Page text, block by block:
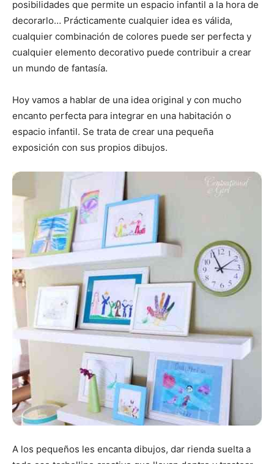
r
i
r
e
n
t
t
e
r
)
r
i
r
e
n
o
o
k
r
i
r
e
n
r
e
s
t
r
i
r
e
n
r
r
e
n
A
posibilidades que permite un espacio infantil a la hora de
decorarlo… Prácticamente cualquier idea es válida,
cualquier combinación de colores puede ser perfecta y
cualquier elemento decorativo puede contribuir a crear
un mundo de fantasía.
Hoy vamos a hablar de una idea original y con mucho
encanto perfecta para integrar en una habitación o
espacio infantil. Se trata de crear una pequeña
exposición con sus propios dibujos.
A los pequeños les encanta dibujos, dar rienda suelta a